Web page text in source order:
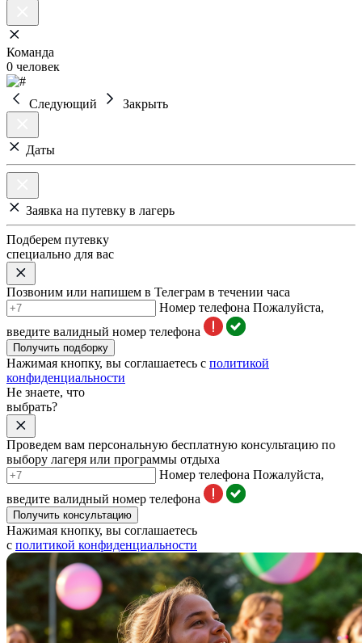
Команда
0 человек
Следующий Закрыть
Даты
Заявка на путевку в лагерь
Подберем путевку
специально для вас
Позвоним или напишем в Телеграм в течении часа
Номер телефона Пожалуйста,
введите валидный номер телефона
Получить подборку
Нажимая кнопку, вы соглашаетесь с политикой
конфиденциальности
Не знаете, что
выбрать?
Проведем вам персональную бесплатную консультацию по
выбору лагеря или программы отдыха
Номер телефона Пожалуйста,
введите валидный номер телефона
Получить консультацию
Нажимая кнопку, вы соглашаетесь
с политикой конфиденциальности